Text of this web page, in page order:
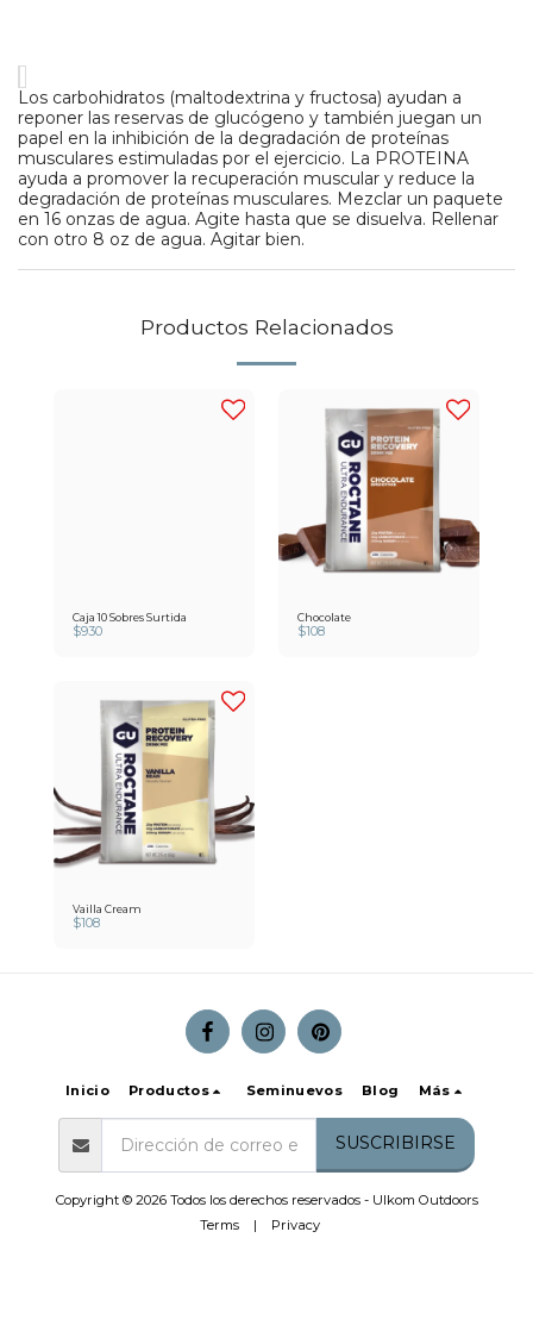
Los carbohidratos (maltodextrina y fructosa) ayudan a
reponer las reservas de glucógeno y también juegan un
papel en la inhibición de la degradación de proteínas
musculares estimuladas por el ejercicio. La PROTEINA
ayuda a promover la recuperación muscular y reduce la
degradación de proteínas musculares. Mezclar un paquete
en 16 onzas de agua. Agite hasta que se disuelva. Rellenar
con otro 8 oz de agua. Agitar bien.
Productos Relacionados
Caja 10 Sobres Surtida
$930
Chocolate
$108
Vailla Cream
$108
Inicio Productos Seminuevos Blog Más
SUSCRIBIRSE
Copyright © 2026 Todos los derechos reservados - Ulkom Outdoors
Terms| Privacy